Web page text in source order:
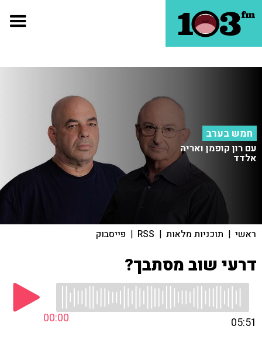
חמש בערב
עם רון קופמן ואריה
אלדד
ראשי | תוכניות מלאות |
RSS
| פייסבוק
דרעי שוב מסתבך?
00:00 05:51